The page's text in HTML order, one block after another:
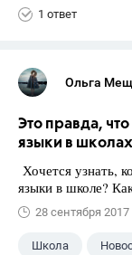
1 ответ
Ольга
Это правда,
языки в
Хочется узнать,
языки в школе?
28 сентября 2017
Школа